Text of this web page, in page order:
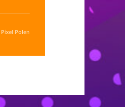
Pixel Polen